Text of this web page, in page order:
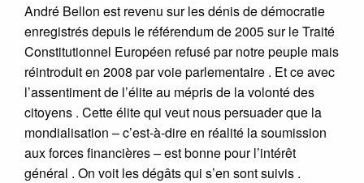
André Bellon est revenu sur les dénis de démocratie
enregistrés depuis le référendum de 2005 sur le Traité
Constitutionnel Européen refusé par notre peuple mais
réintroduit en 2008 par voie parlementaire . Et ce avec
l’assentiment de l’élite au mépris de la volonté des
citoyens . Cette élite qui veut nous persuader que la
mondialisation – c’est-à-dire en réalité la soumission
aux forces financières – est bonne pour l’intérêt
général . On voit les dégâts qui s’en sont suivis .